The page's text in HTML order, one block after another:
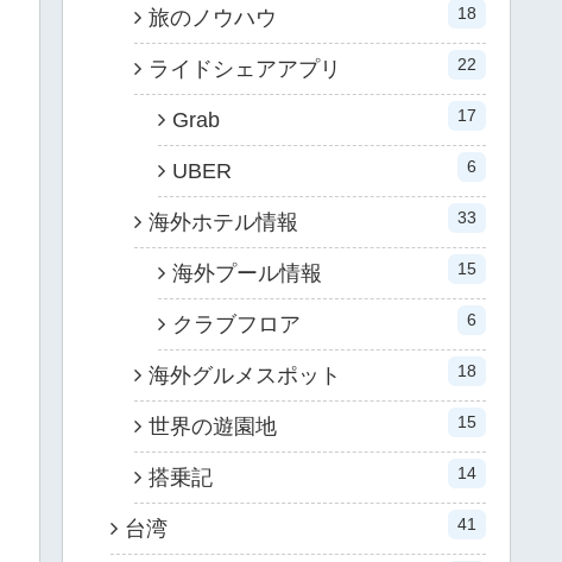
旅のノウハウ 18
ライドシェアアプリ 22
Grab 17
UBER 6
海外ホテル情報 33
海外プール情報 15
クラブフロア 6
海外グルメスポット 18
世界の遊園地 15
搭乗記 14
台湾 41